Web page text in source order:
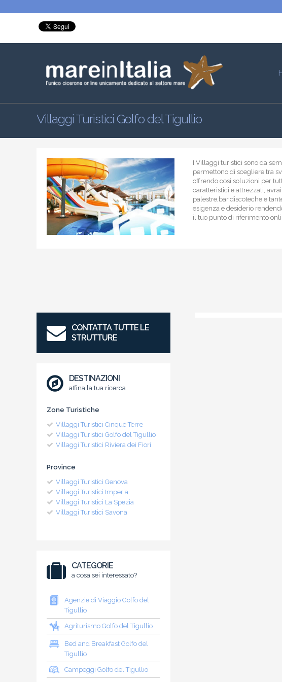
Villaggi Turistici Golfo del Tigullio
I Villaggi turistici sono da
permettono di scegliere tra
offrendo così soluzioni per
caratteristici e attrezzati,
palestre,bar,discoteche e
esigenza e desiderio
il tuo punto di riferimento
CONTATTA TUTTE LE
STRUTTURE
DESTINAZIONI
affina la tua ricerca
Zone Turistiche
Villaggi Turistici Cinque Terre
Villaggi Turistici Golfo del Tigullio
Villaggi Turistici Riviera dei Fiori
Province
Villaggi Turistici Genova
Villaggi Turistici Imperia
Villaggi Turistici La Spezia
Villaggi Turistici Savona
CATEGORIE
a cosa sei interessato?
Agenzie di Viaggio Golfo del
Tigullio
Agriturismo Golfo del Tigullio
Bed and Breakfast Golfo del
Tigullio
Campeggi Golfo del Tigullio